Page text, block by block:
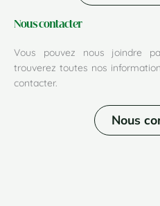
Nous contacter
Vous pouvez nous joindre
trouverez toutes nos
contacter.
Nous